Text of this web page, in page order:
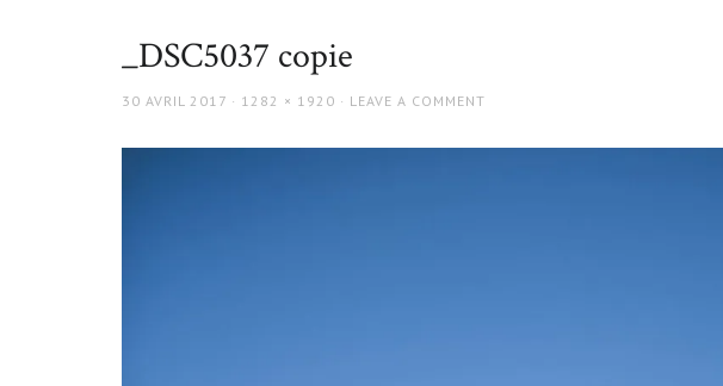
_DSC5037 copie
POSTED
30 AVRIL 2017
FULL
1282 × 1920 LEAVE A COMMENT